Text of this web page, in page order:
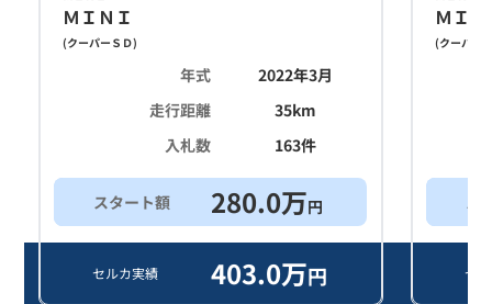
ＭＩＮＩ
(クーパーＳＤ)
年式
2022年3月
走行距離
35km
入札数
163件
スタート額 280.0万円
セルカ実績 403.0万円
ＭＩ
(クーパー
ス
セ